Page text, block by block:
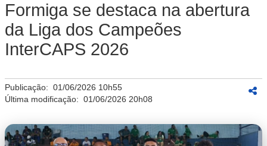
Formiga se destaca na abertura
da Liga dos Campeões
InterCAPS 2026
Publicação: 01/06/2026 10h55
Última modificação: 01/06/2026 20h08